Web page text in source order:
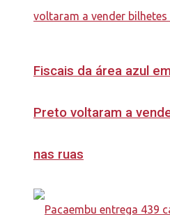
Fiscais da área azul
Preto voltaram a
nas ruas